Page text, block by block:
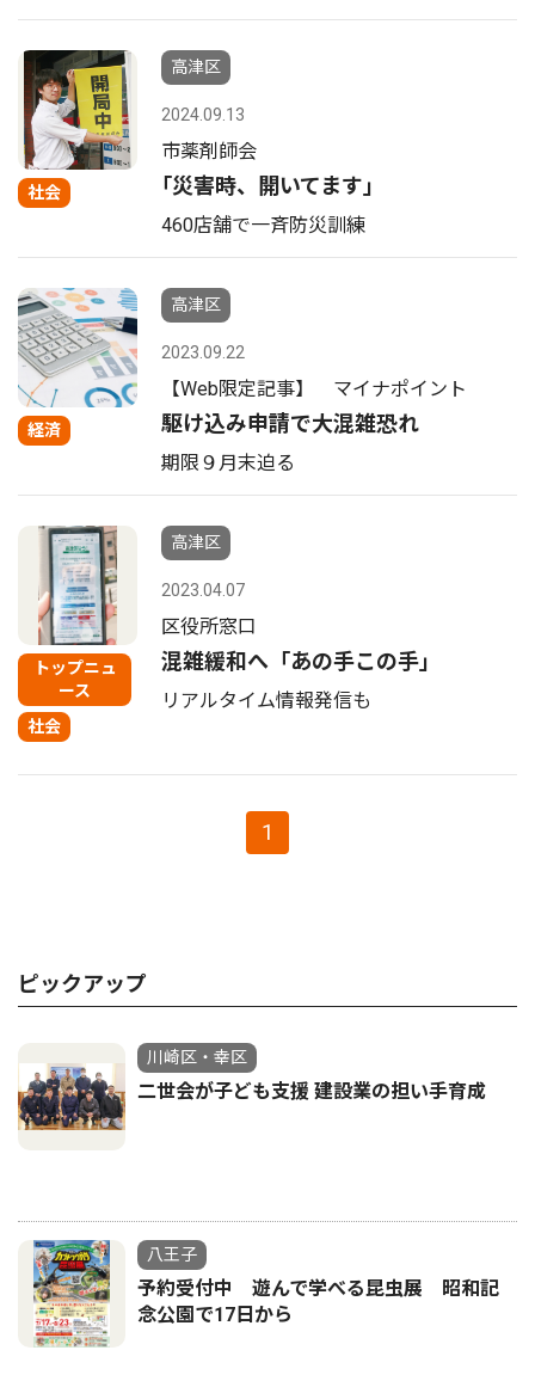
社会
高津区
2024.09.13
市薬剤師会
｢災害時、開いてます｣
460店舗で一斉防災訓練
経済
高津区
2023.09.22
【Web限定記事】 マイナポイント
駆け込み申請で大混雑恐れ
期限９月末迫る
トップニュ
ース
社会
高津区
2023.04.07
区役所窓口
混雑緩和へ「あの手この手」
リアルタイム情報発信も
1
ピックアップ
川崎区・幸区
二世会が子ども支援 建設業の担い手育成
八王子
予約受付中 遊んで学べる昆虫展 昭和記
念公園で17日から